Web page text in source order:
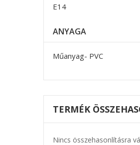
E14
ANYAGA
Műanyag- PVC
TERMÉK
Nincs összehasonlításra